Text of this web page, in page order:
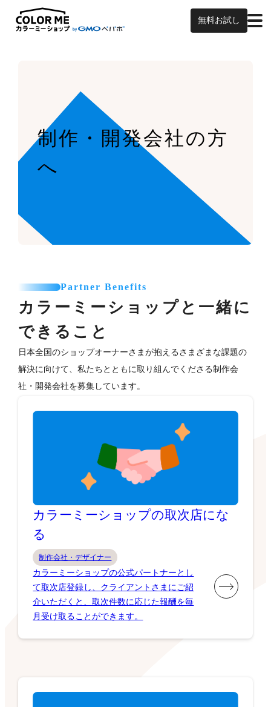
無料お試し
制作・開発会社の方
へ
Partner Benefits
カラーミーショップと一緒に
できること
日本全国のショップオーナーさまが抱えるさまざまな課題の
解決に向けて、私たちとともに取り組んでくださる制作会
社・開発会社を募集しています。
カラーミーショップの取次店にな
る
制作会社・デザイナー
カラーミーショップの公式パートナーとし
て取次店登録し、クライアントさまにご紹
介いただくと、取次件数に応じた報酬を毎
月受け取ることができます。